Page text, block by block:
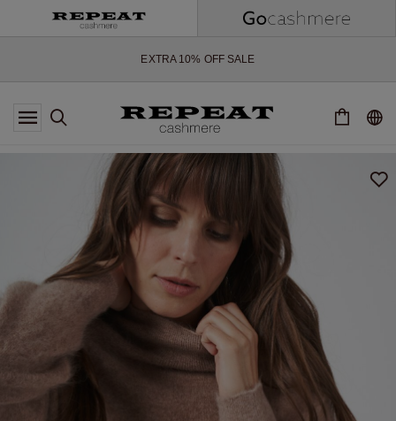
EXTRA 10% OFF SALE
*AANBIEDING IS GELDIG T/M 12 AUGUSTUS 2026
*UITZONDERINGEN KUNNEN VAN TOEPASSING ZIJN
ZACHTE NIEUWE STIJLEN EN FRISSE KLEUREN VOOR HET KOMENDE
SEIZOEN
EXTRA 10% OFF SALE